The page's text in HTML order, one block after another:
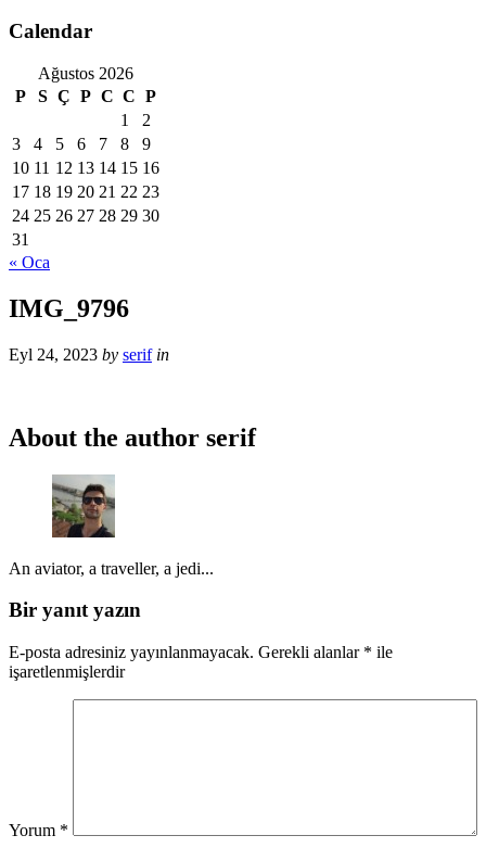
Calendar
Ağustos 2026
P
S Ç P C C P
1
2
3
4 5 6 7 8
9
10 11 12 13 14 15 16
17 18 19 20 21 22 23
24 25 26 27 28 29 30
31
« Oca
IMG_9796
Eyl 24, 2023 by serif in
About the author serif
An aviator, a traveller, a jedi...
Bir yanıt yazın
E-posta adresiniz yayınlanmayacak. Gerekli alanlar * ile
işaretlenmişlerdir
Yorum *